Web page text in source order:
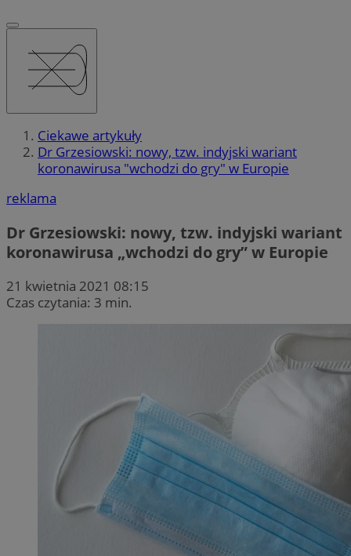
Ciekawe artykuły
Dr Grzesiowski: nowy, tzw. indyjski wariant
koronawirusa "wchodzi do gry" w Europie
reklama
Dr Grzesiowski: nowy, tzw. indyjski wariant
koronawirusa „wchodzi do gry” w Europie
21 kwietnia 2021 08:15
Czas czytania: 3 min.